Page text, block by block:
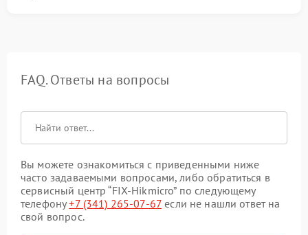
FAQ. Ответы на вопросы
Вы можете ознакомиться с приведенными ниже
часто задаваемыми вопросами, либо обратиться в
сервисный центр “FIX-Hikmicro” по следующему
телефону+7 (341) 265-07-67 если не нашли ответ на
свой вопрос.